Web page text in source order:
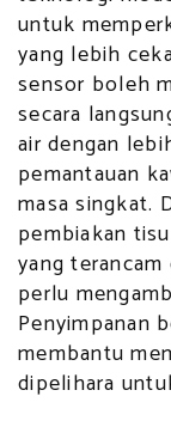
untuk
yang lebih
sensor boleh
secara
air dengan
pemantauan
masa singkat.
pembiakan
yang
perlu
Penyimpanan
membantu
dipelihara